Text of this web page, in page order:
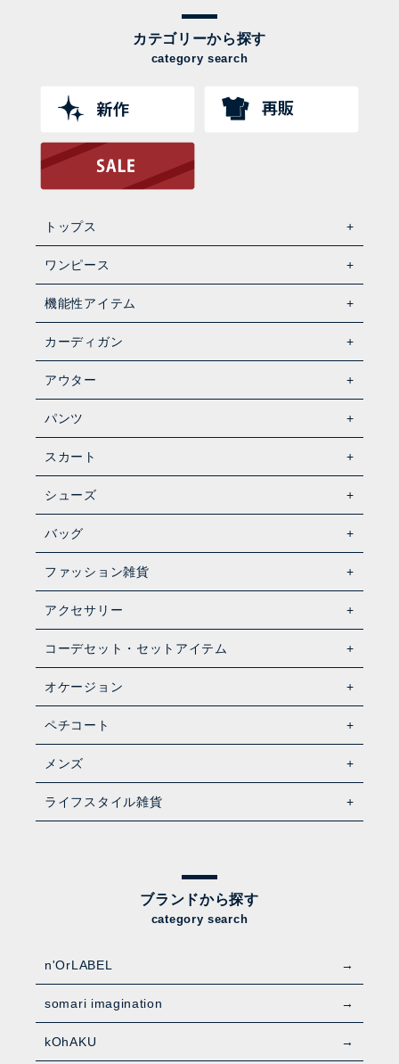
カテゴリーから探す
category search
トップス
ワンピース
機能性アイテム
カーディガン
アウター
パンツ
スカート
シューズ
バッグ
ファッション雑貨
アクセサリー
コーデセット・セットアイテム
オケージョン
ペチコート
メンズ
ライフスタイル雑貨
ブランドから探す
category search
n'OrLABEL
somari imagination
kOhAKU